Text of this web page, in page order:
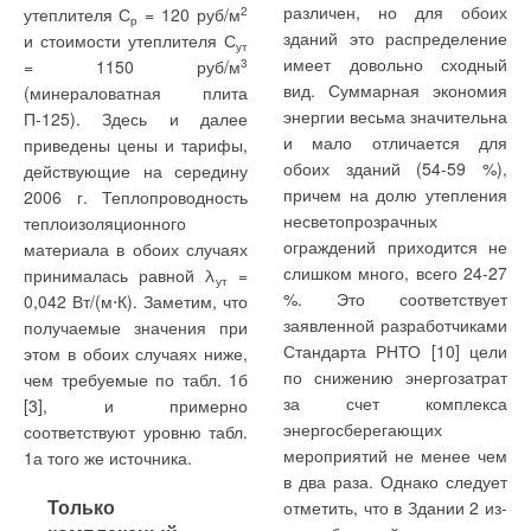
утеплителя Ср = 120 руб/м2
и стоимости утеплителя Сут
= 1150 руб/м3
(минераловатная плита
П-125). Здесь и далее
приведены цены и тарифы,
действующие на середину
2006 г. Теплопроводность
теплоизоляционного
материала в обоих случаях
принималась равной λут
=
0,042 Вт/(м⋅К). Заметим, что
получаемые значения при
этом в обоих случаях ниже,
чем требуемые по табл. 1б
[3], и примерно
соответствуют уровню табл.
1а того же источника.
Только
различен, но для обоих
зданий это распределение
имеет довольно сходный
вид. Суммарная экономия
энергии весьма значительна
и мало отличается для
обоих зданий (54-59 %),
причем на долю утепления
несветопрозрачных
ограждений приходится не
слишком много, всего 24-27
%. Это соответствует
заявленной разработчиками
Стандарта РНТО [10] цели
по снижению энергозатрат
за счет комплекса
энергосберегающих
мероприятий не менее чем
в два раза. Однако следует
отметить, что в Здании 2 из-
эксплуатационные затраты. Один из таких ключевых
параметров — это способ пуска. Как известно, пусковой ток
электродвигателя насоса нередко в четыре-семь раз
превышает ток номинальной нагрузки. Это ведет к
повышенному электротепловому износу изоляции обмоток
статора, от которой существенно зависит надежность и
долговечность электродвигателя.
Кроме того, при недостаточной мощности
распределительной электросети возможна кратковременная
просадка напряжения, что неблагоприятно сказывается на
работе другого электрооборудования, присоединенного к
этой же сети. Вреден такой запуск и для агрегата и скважины
в целом, поскольку часто сопровождается гидроударом,
разрушающим трубопроводы, арматуру и сам насос.
Также при подобном старте наблюдается высокий приток
воды в скважину из водоносного пласта, за счет чего
происходит разрушение фильтровальной зоны и попадание
песка в скважину. Наиболее эффективным решением всех
Ruvaris s.r.l. на содержание цинка. Результаты испытаний
подтвердили соответствие латуни, из которой
изготавливается арматура FAR, стандарту USA — NSF 61.
Теперь FAR Rubinetterie S.p.A. имеет право использовать
бренд «Зеленый вентиль», зарегистрированный Ruvaris s.r.l.,
что является значительным достижением для
производителей сантехнического оборудования.
Марка «Зеленый кран» присваивается арматуре для
питьевой воды с содержанием свинца меньшим предела,
установленного директивой Всемирной организацией
здравоохранения (ВОЗ).
Стандарт Valvola Verde для питьевой воды
Всемирной организацией здравоохранения рекомендована
предельная концентрация свинца в питьевой воде на уровне
10 мкг/л. В некоторых странах (в Соединенных Штатах,
Канаде, Австралии) уже многие годы тестируют питьевую
воду на количество свинца, поступающего из материалов,